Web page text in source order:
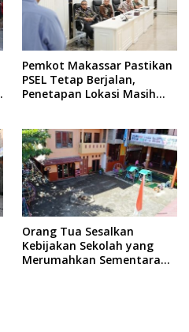
Pemkot Makassar Pastikan
PSEL Tetap Berjalan,
Penetapan Lokasi Masih
Orang Tua Sesalkan
Kebijakan Sekolah yang
Merumahkan Sementara